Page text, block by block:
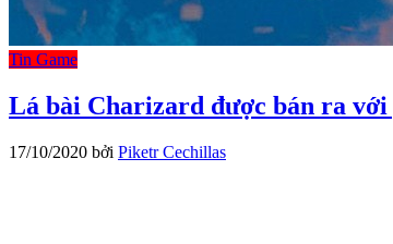
Tin Game
Lá bài Charizard được bán ra
17/10/2020 bởi Piketr Cechillas